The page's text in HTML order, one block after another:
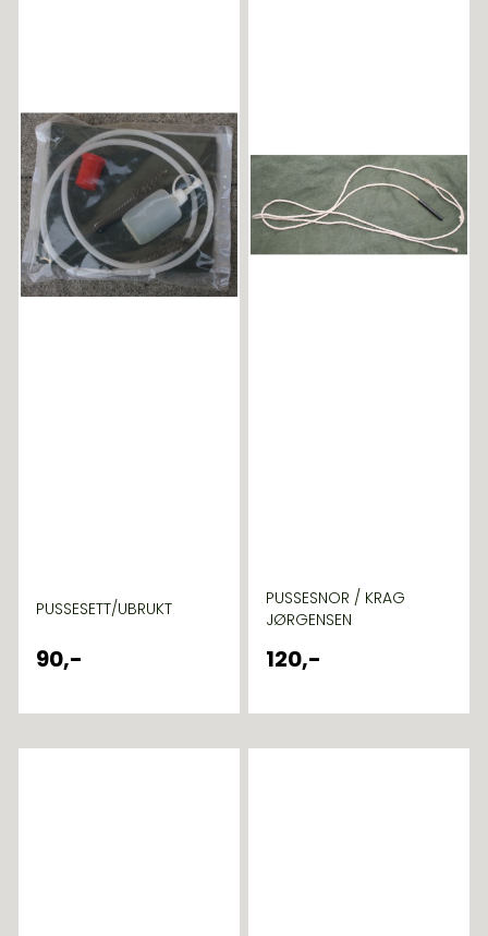
PUSSESETT/UBRUKT
90,-
PUSSESNOR / KRAG
JØRGENSEN
120,-